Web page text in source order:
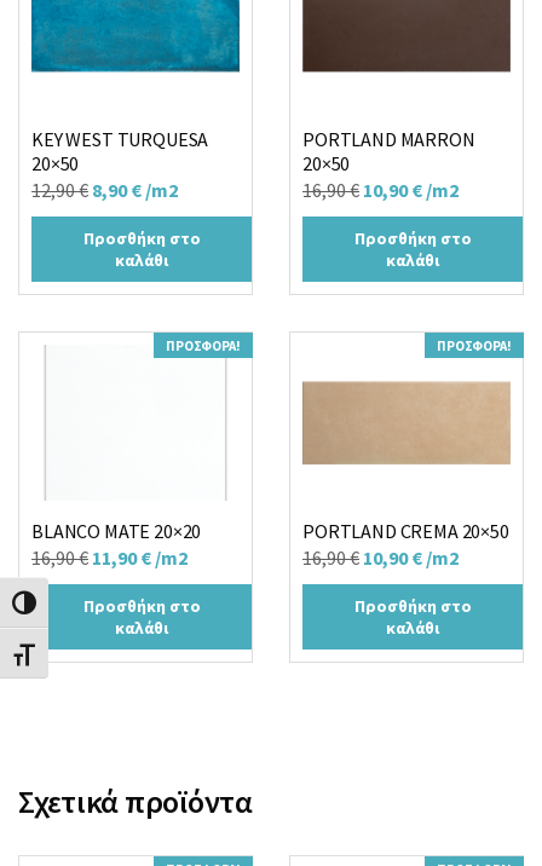
Εναλλαγή Υψηλής Αντίθεσης
Εναλλαγή Μεγέθους Γραμμάτων
KEY WEST TURQUESA
20×50
12,90€ Original
price
was:
12,90 €.
8,90€Η
τρέχουσα
τιμή
είναι:
/m2
Προσθήκη στο
καλάθι
PORTLAND MARRON
20×50
16,90€ Original
price
was:
16,90 €.
10,90€Η
τρέχουσα
τιμή
είναι:
/m2
Προσθήκη στο
καλάθι
ΠΡΟΣΦΟΡΆ!
BLANCO MATE 20×20
16,90€ Original
price
was:
16,90 €.
11,90€Η
τρέχουσα
τιμή
είναι:
/m2
Προσθήκη στο
καλάθι
ΠΡΟΣΦΟΡΆ!
PORTLAND CREMA 20×50
16,90€ Original
price
was:
16,90 €.
10,90€Η
τρέχουσα
τιμή
είναι:
/m2
Προσθήκη στο
καλάθι
Σχετικά προϊόντα